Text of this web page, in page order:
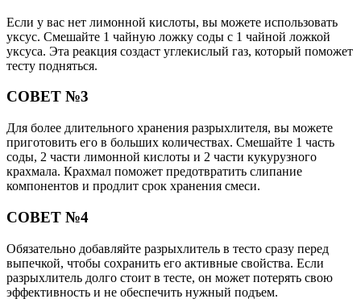
Если у вас нет лимонной кислоты, вы можете использовать
уксус. Смешайте 1 чайную ложку соды с 1 чайной ложкой
уксуса. Эта реакция создаст углекислый газ, который поможет
тесту подняться.
СОВЕТ №3
Для более длительного хранения разрыхлителя, вы можете
приготовить его в больших количествах. Смешайте 1 часть
соды, 2 части лимонной кислоты и 2 части кукурузного
крахмала. Крахмал поможет предотвратить слипание
компонентов и продлит срок хранения смеси.
СОВЕТ №4
Обязательно добавляйте разрыхлитель в тесто сразу перед
выпечкой, чтобы сохранить его активные свойства. Если
разрыхлитель долго стоит в тесте, он может потерять свою
эффективность и не обеспечить нужный подъем.